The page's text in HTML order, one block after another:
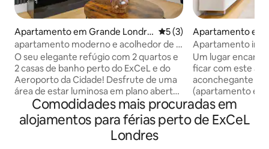
Apartamento em Grande Londre
s
Classificação média de 5
5 (3)
apartamento moderno e acolhedor de 2
quartos em Londres/ Comboio a 3
minutos a pé
O seu elegante refúgio com 2 quartos e
2 casas de banho perto do ExCeL e do
Aeroporto da Cidade! Desfrute de uma
área de estar luminosa em plano aberto,
cozinha moderna, Wi-Fi rápido e roupa
de cama premium. A poucos minutos do
ExCeL, do Aeroporto London City, do
centro comercial Westfield em Stratford
Apartamento em
ondres
Apartamento
perto de Canary
Um lugar
ficar com este
aconchegante e
(apartamento
Fi) com varanda
configurações
Localização do
Comodidades mais procuradas em
alojamentos para férias perto de ExCeL
Londres